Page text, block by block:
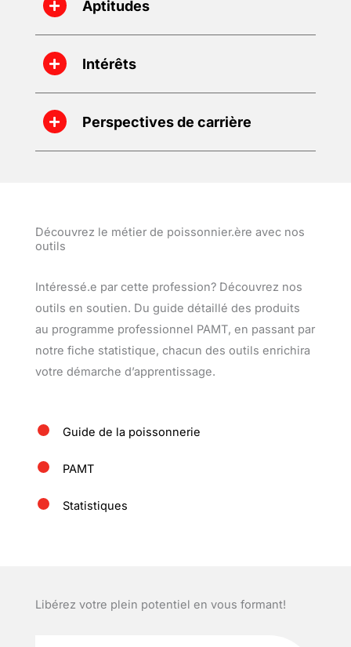
Aptitudes
Intérêts
Perspectives de carrière
Découvrez le métier de poissonnier.ère avec nos
outils
Intéressé.e par cette profession? Découvrez nos
outils en soutien. Du guide détaillé des produits
au programme professionnel PAMT, en passant par
notre fiche statistique, chacun des outils enrichira
votre démarche d’apprentissage.
Guide de la poissonnerie
PAMT
Statistiques
Libérez votre plein potentiel en vous formant!